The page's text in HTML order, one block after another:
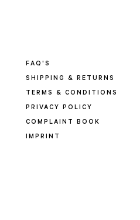
FAQ'S
SHIPPING & RETURNS
TERMS & CONDITIONS
PRIVACY POLICY
COMPLAINT BOOK
IMPRINT